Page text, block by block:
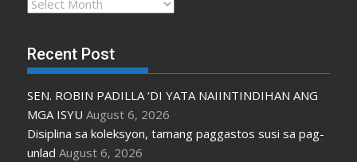
Recent Post
SEN. ROBIN PADILLA ‘DI YATA NAIINTINDIHAN ANG
MGA ISYU August 6, 2026
Disiplina sa koleksyon, tamang paggastos susi sa pag-
unlad August 6, 2026